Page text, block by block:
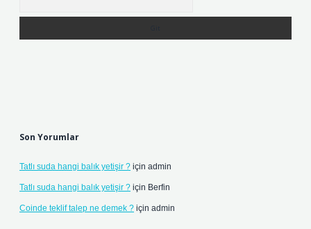
Son Yorumlar
Tatlı suda hangi balık yetişir ? için admin
Tatlı suda hangi balık yetişir ? için Berfin
Coinde teklif talep ne demek ? için admin